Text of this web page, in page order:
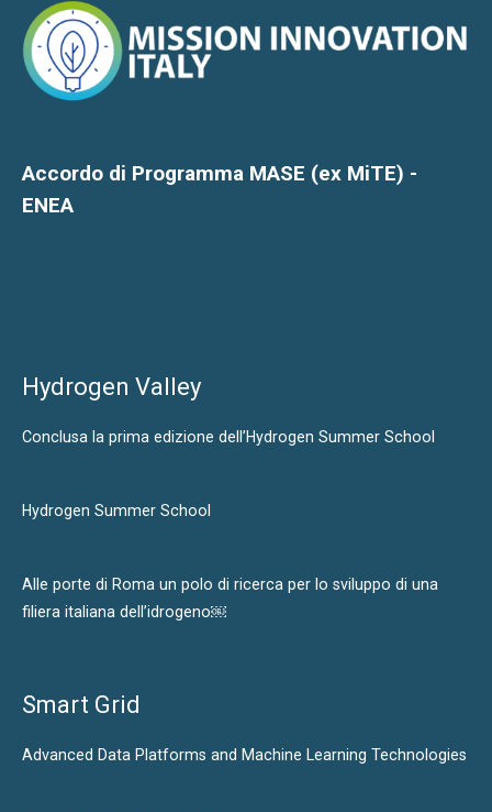
Accordo di Programma MASE (ex MiTE) -
ENEA
Hydrogen Valley
Conclusa la prima edizione dell’Hydrogen Summer School
Hydrogen Summer School
Alle porte di Roma un polo di ricerca per lo sviluppo di una
filiera italiana dell’idrogeno￼
Smart Grid
Advanced Data Platforms and Machine Learning Technologies